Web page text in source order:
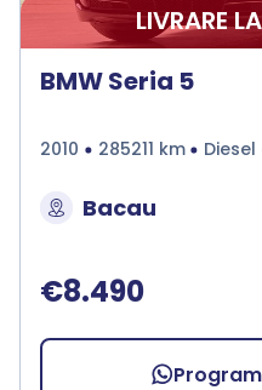
LIVRARE
BMW Seria 5
2010 285211 km Diesel
Bacau
€8.490